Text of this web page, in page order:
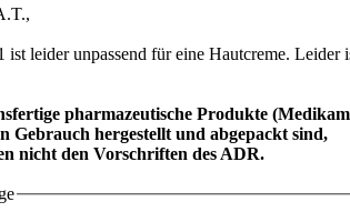
ist leider unpassend für eine Hautcreme.
pharmazeutische Produkte
Gebrauch hergestellt und abge­packt sind,
nicht den Vorschriften des ADR.